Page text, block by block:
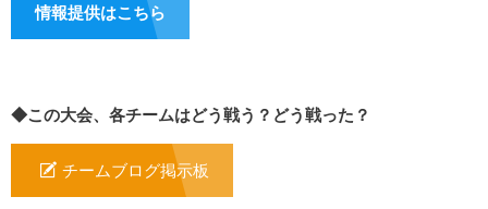
情報提供はこちら
◆この大会、各チームはどう戦う？どう戦った？
チームブログ掲示板